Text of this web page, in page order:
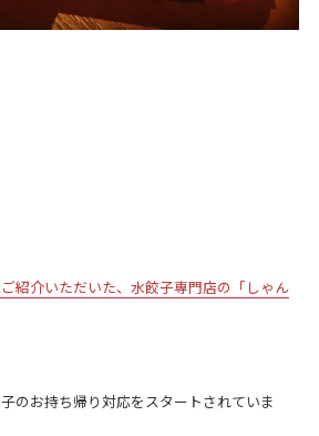
紹介いただいた、水餃子専門店の「しゃん
のお持ち帰り対応をスタートされていま